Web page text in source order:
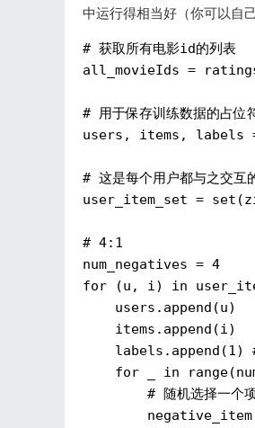
中运行得相当好（你可以自
# 获取所有电影id的列表
all_movieIds =
# 用于保存训练数据的占位
users,
items,
# 这是每个用户都与之交互
user_item_set =
# 4:1
num_negatives = 4
for
(u, i) in
users.append(u)
items.append(i)
labels.append(1)
for
_ in
# 随机选择一个
negative_item